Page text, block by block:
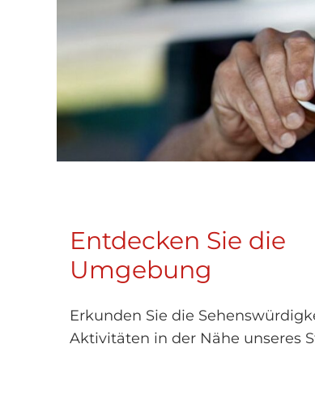
Entdecken Sie die
Umgebung
Erkunden Sie die
Aktivitäten in der Nähe unseres